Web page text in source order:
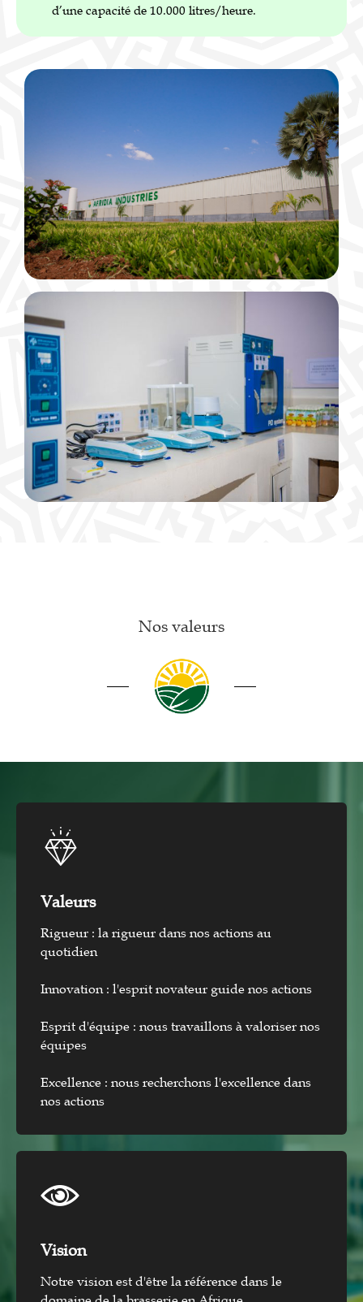
d’une capacité de 10.000 litres/heure.
Nos valeurs
Valeurs
Rigueur : la rigueur dans nos actions au
quotidien
Innovation : l'esprit novateur guide nos actions
Esprit d'équipe : nous travaillons à valoriser nos
équipes
Excellence : nous recherchons l'excellence dans
nos actions
Vision​
Notre vision est d'être la référence dans le